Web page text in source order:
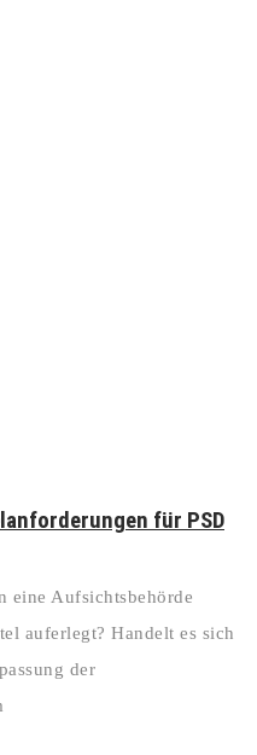
für PSD
eine Aufsichtsbehörde
auferlegt? Handelt es sich
der